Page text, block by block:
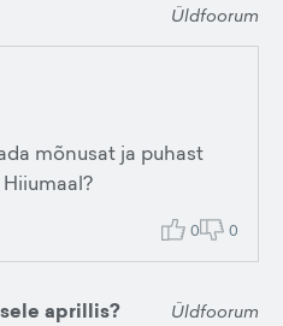
Üldfoorum
mõnusat ja puhast
0 0
aprillis? Üldfoorum